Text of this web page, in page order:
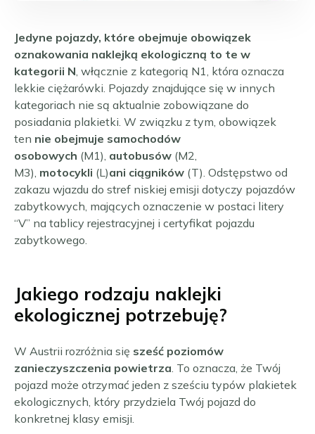
Jedyne pojazdy, które obejmuje obowiązek
oznakowania naklejką ekologiczną to te w
kategorii N , włącznie z kategorią N1, która oznacza
lekkie ciężarówki. Pojazdy znajdujące się w innych
kategoriach nie są aktualnie zobowiązane do
posiadania plakietki. W związku z tym, obowiązek
ten nie obejmuje samochodów
osobowych (M1), autobusów (M2,
M3), motocykli (L)ani ciągników (T). Odstępstwo od
zakazu wjazdu do stref niskiej emisji dotyczy pojazdów
zabytkowych, mających oznaczenie w postaci litery
“V” na tablicy rejestracyjnej i certyfikat pojazdu
zabytkowego.
Jakiego rodzaju naklejki
ekologicznej potrzebuję?
W Austrii rozróżnia się sześć poziomów
zanieczyszczenia powietrza . To oznacza, że Twój
pojazd może otrzymać jeden z sześciu typów plakietek
ekologicznych, który przydziela Twój pojazd do
konkretnej klasy emisji.